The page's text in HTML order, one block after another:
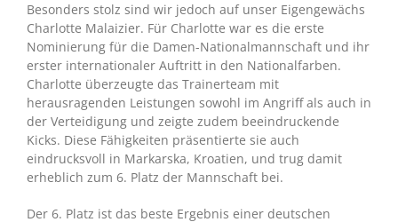
Besonders stolz sind wir jedoch auf unser Eigengewächs
Charlotte Malaizier. Für Charlotte war es die erste
Nominierung für die Damen-Nationalmannschaft und ihr
erster internationaler Auftritt in den Nationalfarben.
Charlotte überzeugte das Trainerteam mit
herausragenden Leistungen sowohl im Angriff als auch in
der Verteidigung und zeigte zudem beeindruckende
Kicks. Diese Fähigkeiten präsentierte sie auch
eindrucksvoll in Markarska, Kroatien, und trug damit
erheblich zum 6. Platz der Mannschaft bei.
Der 6. Platz ist das beste Ergebnis einer deutschen